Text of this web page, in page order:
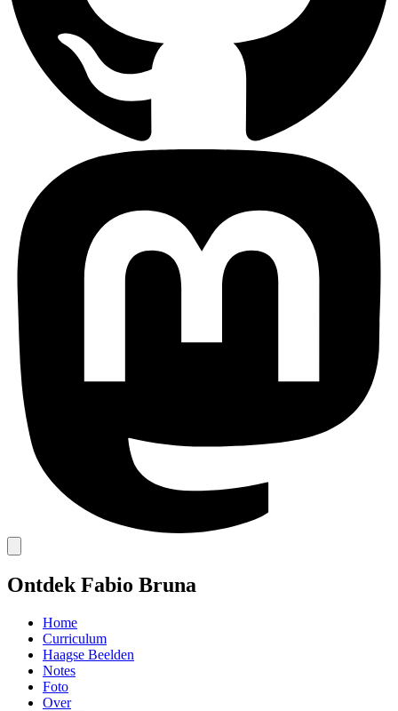
Ontdek Fabio Bruna
Home
Curriculum
Haagse Beelden
Notes
Foto
Over